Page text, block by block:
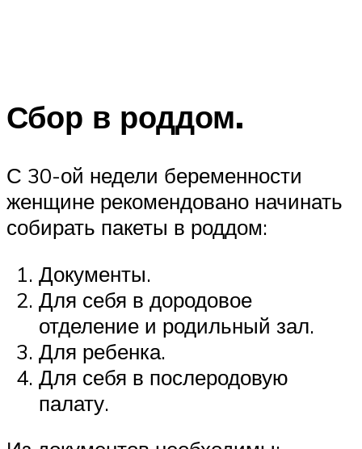
Сбор в роддом.
С 30-ой недели беременности
женщине рекомендовано начинать
собирать пакеты в роддом:
Документы.
Для себя в дородовое
отделение и родильный зал.
Для ребенка.
Для себя в послеродовую
палату.